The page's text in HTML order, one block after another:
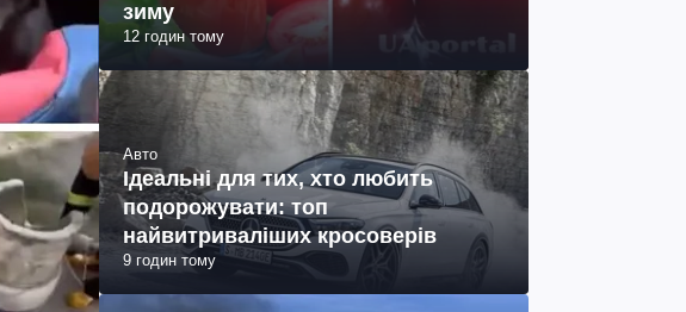
зиму
12 годин тому
Авто
Ідеальні для тих, хто любить
подорожувати: топ
найвитриваліших кросоверів
9 годин тому